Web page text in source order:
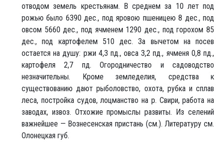
отводом земель крестьянам. В среднем за 10 лет под
рожью было 6390 дес., под яровою пшеницею 8 дес., под
овсом 5660 дес., под ячменем 1290 дес., под горохом 85
дес., под картофелем 510 дес. За вычетом на посев
остается на душу: ржи 4,3 пд., овса 3,2 пд., ячменя 0,8 пд.,
картофеля 2,7 пд. Огородничество и садоводство
незначительны. Кроме земледелия, средства к
существованию дают рыболовство, охота, рубка и сплав
леса, постройка судов, лоцманство на р. Свири, работа на
заводах, извоз. Отхожие промыслы развиты. Из селений
важнейшее — Вознесенская пристань (см.). Литературу см.
Олонецкая губ.